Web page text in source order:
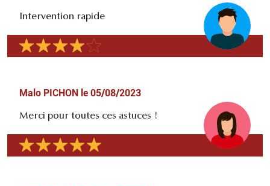
Intervention rapide
Malo PICHON le 05/08/2023
Merci pour toutes ces astuces !